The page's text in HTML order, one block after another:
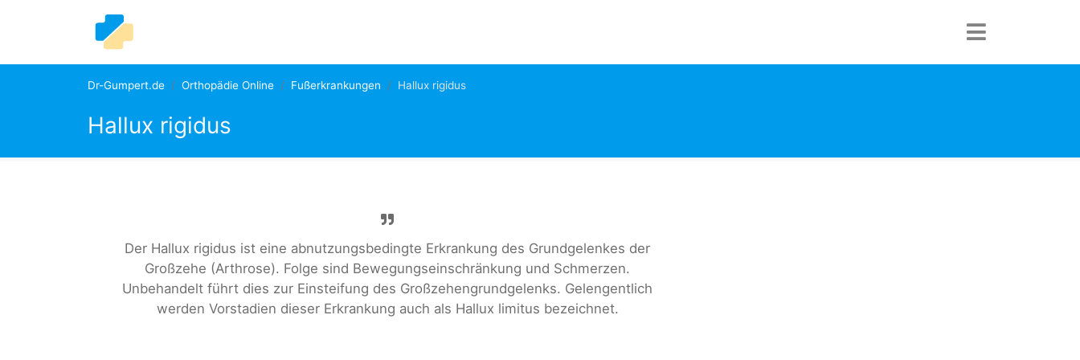
Dr-Gumpert.de Orthopädie Online Fußerkrankungen Hallux rigidus
Hallux rigidus
Der Hallux rigidus ist eine abnutzungsbedingte Erkrankung des Grundgelenkes der
Großzehe (Arthrose). Folge sind Bewegungseinschränkung und Schmerzen.
Unbehandelt führt dies zur Einsteifung des Großzehengrundgelenks. Gelengentlich
werden Vorstadien dieser Erkrankung auch als Hallux limitus bezeichnet.